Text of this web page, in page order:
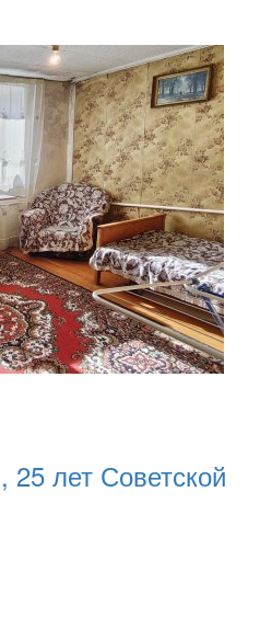
лет Советской